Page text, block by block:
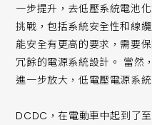
一步提升，去低壓系統電池
挑戰，包括系統安全性和線
能安全有更高的要求，需要
冗餘的電源系統設計。 當然
進一步放大，低電壓電源系
DCDC，在電動車中起到了